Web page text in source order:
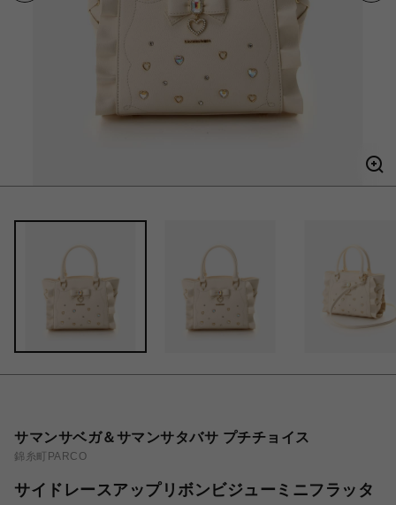
サマンサベガ＆サマンサタバサ プチチョイス
錦糸町PARCO
サイドレースアップリボンビジューミニフラッタ